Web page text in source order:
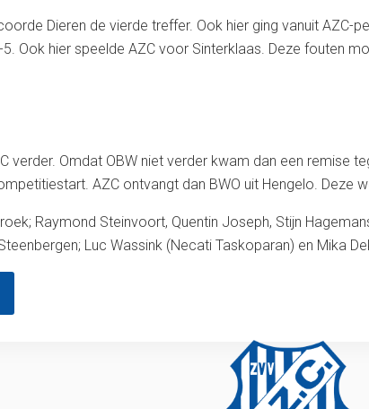
Dieren de vierde treffer. Ook hier ging vanuit
Ook hier speelde AZC voor Sinterklaas. Deze fouten
verder. Omdat OBW niet verder kwam dan een remise
AZC ontvangt dan BWO uit Hengelo. Deze
Raymond Steinvoort, Quentin Joseph, Stijn
Luc Wassink (Necati Taskoparan) en Mika